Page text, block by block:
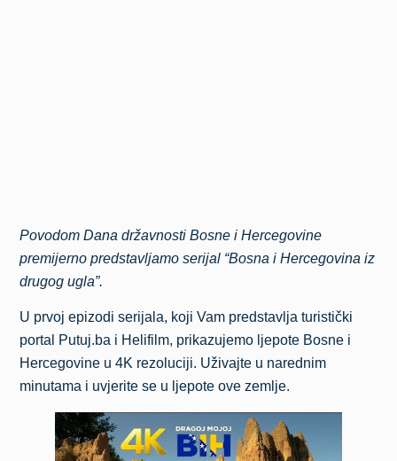
Povodom Dana državnosti Bosne i Hercegovine
premijerno predstavljamo serijal “Bosna i Hercegovina iz
drugog ugla”.
U prvoj epizodi serijala, koji Vam predstavlja turistički
portal Putuj.ba i Helifilm, prikazujemo ljepote Bosne i
Hercegovine u 4K rezoluciji. Uživajte u narednim
minutama i uvjerite se u ljepote ove zemlje.